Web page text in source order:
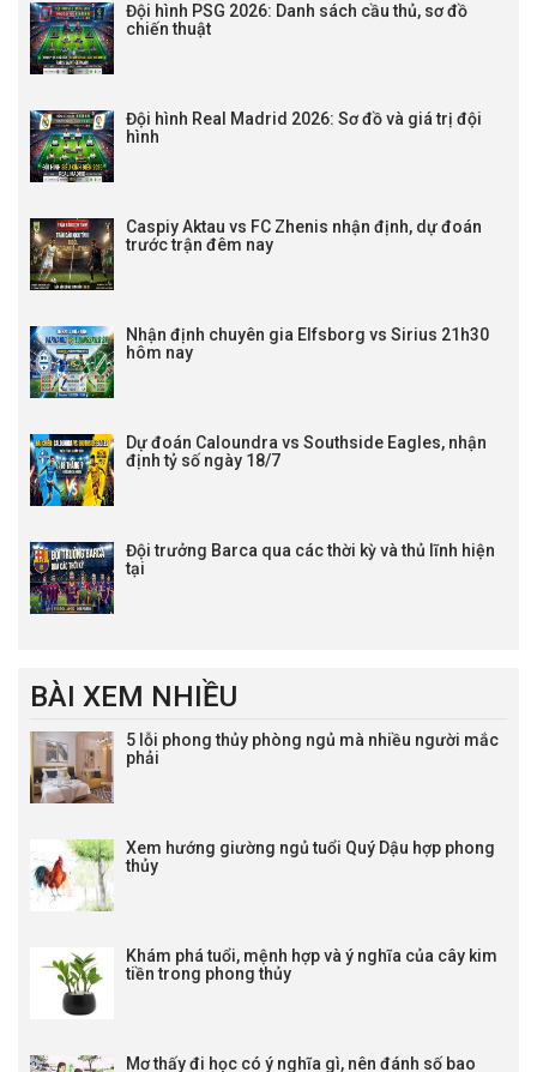
Đội hình PSG 2026: Danh sách cầu thủ, sơ đồ
chiến thuật
Đội hình Real Madrid 2026: Sơ đồ và giá trị đội
hình
Caspiy Aktau vs FC Zhenis nhận định, dự đoán
trước trận đêm nay
Nhận định chuyên gia Elfsborg vs Sirius 21h30
hôm nay
Dự đoán Caloundra vs Southside Eagles, nhận
định tỷ số ngày 18/7
Đội trưởng Barca qua các thời kỳ và thủ lĩnh hiện
tại
BÀI XEM NHIỀU
5 lỗi phong thủy phòng ngủ mà nhiều người mắc
phải
Xem hướng giường ngủ tuổi Quý Dậu hợp phong
thủy
Khám phá tuổi, mệnh hợp và ý nghĩa của cây kim
tiền trong phong thủy
Mơ thấy đi học có ý nghĩa gì, nên đánh số bao